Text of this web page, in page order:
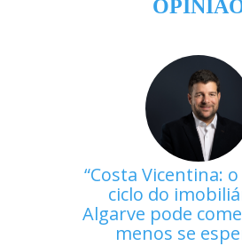
Costa Vicentina:
ciclo do
Algarve pode
menos se